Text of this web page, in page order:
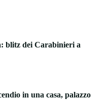
blitz dei Carabinieri a
in una casa, palazzo